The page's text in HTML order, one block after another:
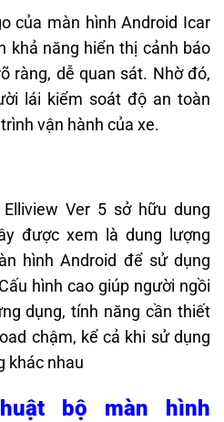
của màn hình Android Icar
khả năng hiển thị cảnh báo
ràng, dễ quan sát. Nhờ đó,
lái kiểm soát độ an toàn
vận hành của xe.
Ver 5 sở hữu dung
được xem là dung lượng
hình Android để sử dụng
hình cao giúp người ngồi
dụng, tính năng cần thiết
chậm, kể cả khi sử dụng
khác nhau
bộ màn hình